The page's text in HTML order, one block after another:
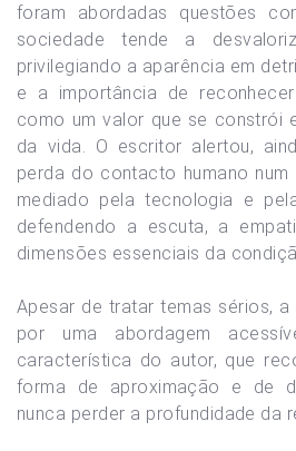
foram abordadas questões
sociedade tende a
privilegiando a aparência em
e a importância de
como um valor que se constrói
da vida. O escritor alertou,
perda do contacto humano
mediado pela tecnologia e
defendendo a escuta, a
dimensões essenciais da
Apesar de tratar temas sérios,
por uma abordagem
característica do autor, que
forma de aproximação e de
nunca perder a profundidade da